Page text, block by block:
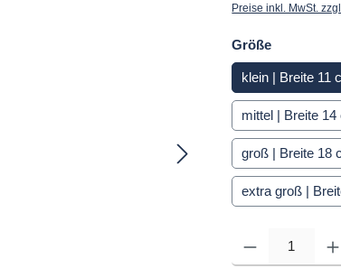
Preise inkl. MwSt.
Größeauswählen
klein | Breite 11
mittel | Breite
groß | Breite 18
extra groß |
Produkt Anzahl: Gib